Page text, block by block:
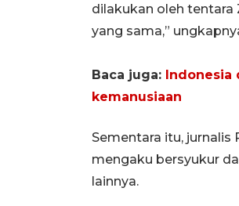
dilakukan oleh
yang sama,”
Baca juga: Indonesia
kemanusiaan
Sementara itu, jurnalis
mengaku bersyukur
lainnya.